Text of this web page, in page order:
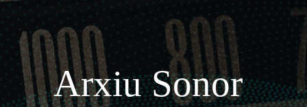
Arxiu Sonor